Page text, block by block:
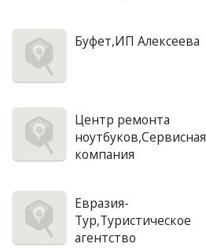
Буфет,ИП Алексеева
Центр ремонта
ноутбуков,Сервисная
компания
Евразия-
Тур,Туристическое
агентство